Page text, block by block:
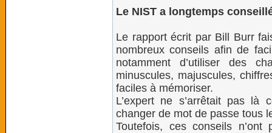
Le NIST a longtemps
Le rapport écrit par Bill Burr
nombreux conseils afin de
notamment d’utiliser des
minuscules, majuscules,
faciles à mémoriser.
L’expert ne s’arrêtait pas là
changer de mot de passe tous
Toutefois, ces conseils